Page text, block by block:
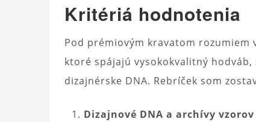
Kritériá hodnotenia
Pod prémiovým kravatom rozumiem
ktoré spájajú vysokokvalitný
dizajnérske DNA. Rebríček som
Dizajnové DNA a archívy vzorov